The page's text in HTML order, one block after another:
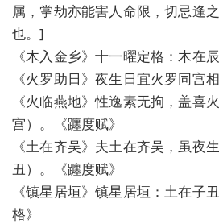
属，掌劫亦能害人命限，切忌逢
也。]
《木入金乡》十一曜定格：木在
《火罗助日》夜生日宜火罗同宫相
《火临燕地》性逸素无拘，盖喜
宫）。《躔度赋》
《土在齐吴》夫土在齐吴，虽夜
丑）。《躔度赋》
《镇星居垣》镇星居垣：土在子
格》